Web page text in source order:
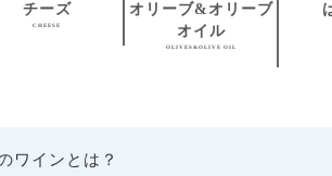
チーズ
CHEESE
オリーブ&オリーブ
オイル
OLIVES&OLIVE OIL
ワインとは？